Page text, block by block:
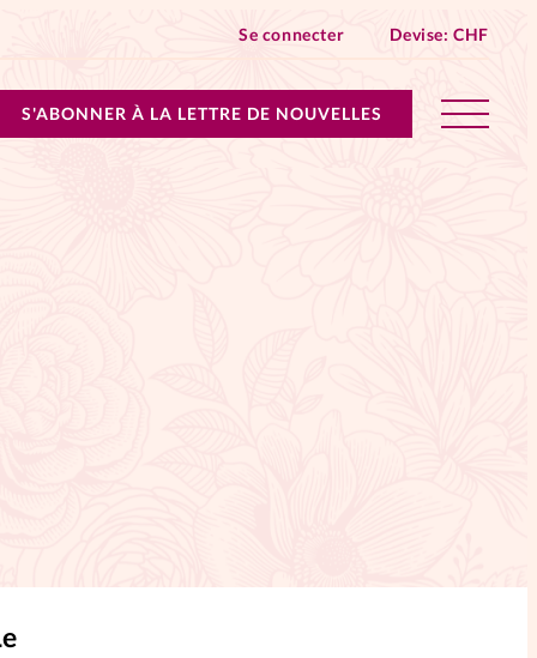
Se connecter Devise:CHF
S'ABONNER À LA LETTRE DE NOUVELLES